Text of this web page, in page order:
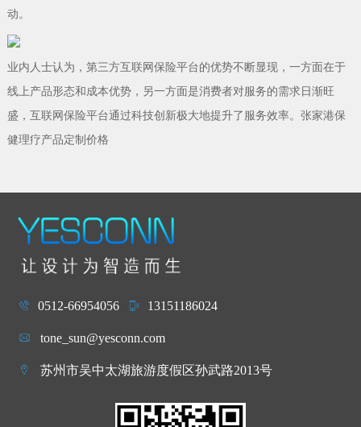
动。
业内人士认为，第三方互联网保险平台的优势不断显现，一方面在于
线上产品形态和成本优势，另一方面是消费者对服务的需求日渐旺
盛，互联网保险平台通过科技创新极大地提升了服务效率。张家港保
健理疗产品定制价格
0512-66954056 13151186024
tone_sun@yesconn.com
苏州市吴中太湖旅游度假区孙武路2013号